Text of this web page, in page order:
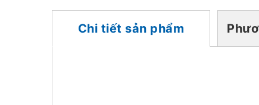
Chi tiết sản phẩm